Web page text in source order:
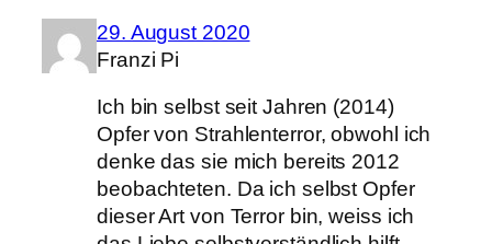
29. August 2020
Franzi Pi
Ich bin selbst seit Jahren (2014)
Opfer von Strahlenterror, obwohl ich
denke das sie mich bereits 2012
beobachteten. Da ich selbst Opfer
dieser Art von Terror bin, weiss ich